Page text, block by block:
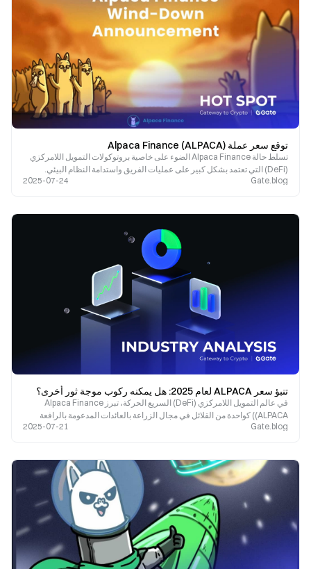
توقع سعر عملة Alpaca Finance (ALPACA)
تسلط حالة Alpaca Finance الضوء على خاصية بروتوكولات التمويل اللامركزي
(DeFi) التي تعتمد بشكل كبير على عمليات الفريق واستدامة النظام البيئي.
Gate.blog
2025-07-24
تنبؤ سعر ALPACA لعام 2025: هل يمكنه ركوب موجة ثور أخرى؟
في عالم التمويل اللامركزي (DeFi) السريع الحركة، تبرز Alpaca Finance
(ALPACA) كواحدة من القلائل في مجال الزراعة بالعائدات المدعومة بالرافعة
المالية
Gate.blog
2025-07-21